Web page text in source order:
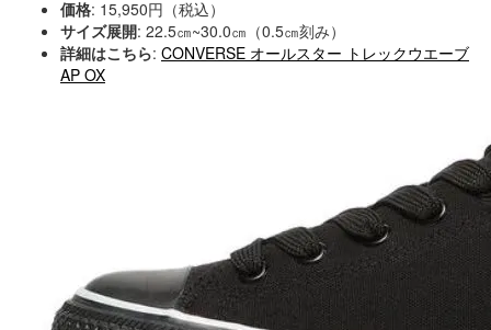
価格: 15,950円（税込）
サイズ展開: 22.5㎝~30.0㎝（0.5㎝刻み）
詳細はこちら: CONVERSE オールスター トレックウエーブ
AP OX